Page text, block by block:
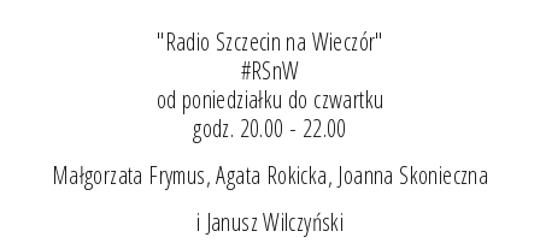
"Radio Szczecin na Wieczór"
#RSnW
od poniedziałku do czwartku
godz. 20.00 - 22.00
Małgorzata Frymus, Agata Rokicka, Joanna Skonieczna
i Janusz Wilczyński